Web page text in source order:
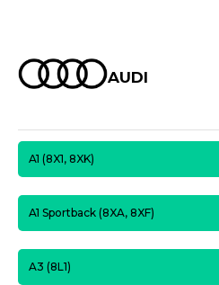
AUDI
A1 (8X1, 8XK)
A1 Sportback (8XA, 8XF)
A3 (8L1)